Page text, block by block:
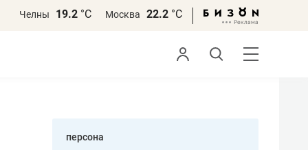
Челны 19.2 °С Москва 22.2 °С
персона